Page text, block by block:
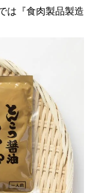
は『食肉製品製造